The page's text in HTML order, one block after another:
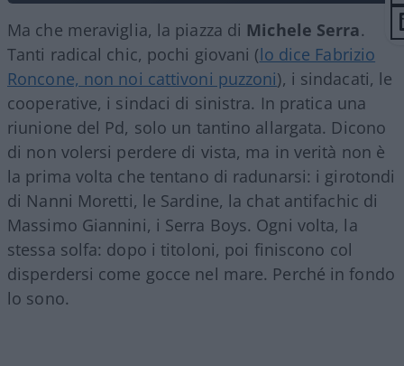
Ma che meraviglia, la piazza di Michele Serra.
Tanti radical chic, pochi giovani (lo dice Fabrizio
Roncone, non noi cattivoni puzzoni), i sindacati, le
cooperative, i sindaci di sinistra. In pratica una
riunione del Pd, solo un tantino allargata. Dicono
di non volersi perdere di vista, ma in verità non è
la prima volta che tentano di radunarsi: i girotondi
di Nanni Moretti, le Sardine, la chat antifachic di
Massimo Giannini, i Serra Boys. Ogni volta, la
stessa solfa: dopo i titoloni, poi finiscono col
disperdersi come gocce nel mare. Perché in fondo
lo sono.